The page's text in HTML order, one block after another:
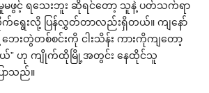
ဖွင့် ရသေးဘူး ဆိုရင်တော့ သူနဲ့ ပတ်သက်ရာ
ရွေးလို့ ပြန်လွှတ်တာလည်းရှိတယ်။ ကျနော်
ေးတွဲတစ်စင်းကို ငါးသိန်း ကားကိုကျတော့
တယ်” ဟု ကျိုက်ထိုမြို့အတွင်း နေထိုင်သူ
ာသည်။